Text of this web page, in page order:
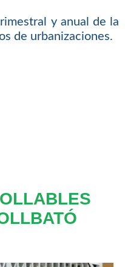
y anual de la
de urbanizaciones.